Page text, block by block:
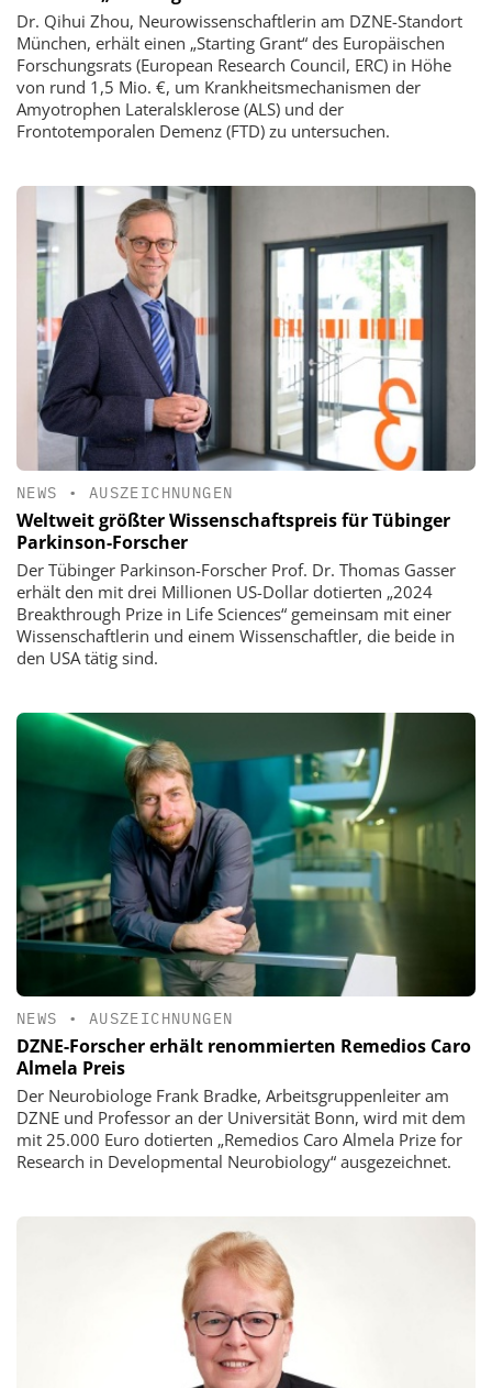
Dr. Qihui Zhou, Neurowissenschaftlerin am DZNE-Standort
München, erhält einen „Starting Grant“ des Europäischen
Forschungsrats (European Research Council, ERC) in Höhe
von rund 1,5 Mio. €, um Krankheitsmechanismen der
Amyotrophen Lateralsklerose (ALS) und der
Frontotemporalen Demenz (FTD) zu untersuchen.
NEWS • AUSZEICHNUNGEN
Weltweit größter Wissenschaftspreis für Tübinger
Parkinson-Forscher
Der Tübinger Parkinson-Forscher Prof. Dr. Thomas Gasser
erhält den mit drei Millionen US-Dollar dotierten „2024
Breakthrough Prize in Life Sciences“ gemeinsam mit einer
Wissenschaftlerin und einem Wissenschaftler, die beide in
den USA tätig sind.
NEWS • AUSZEICHNUNGEN
DZNE-Forscher erhält renommierten Remedios Caro
Almela Preis
Der Neurobiologe Frank Bradke, Arbeitsgruppenleiter am
DZNE und Professor an der Universität Bonn, wird mit dem
mit 25.000 Euro dotierten „Remedios Caro Almela Prize for
Research in Developmental Neurobiology“ ausgezeichnet.